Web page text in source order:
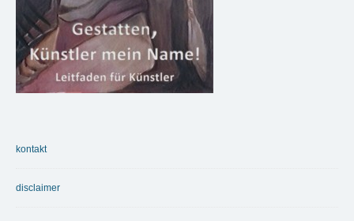
kontakt
disclaimer